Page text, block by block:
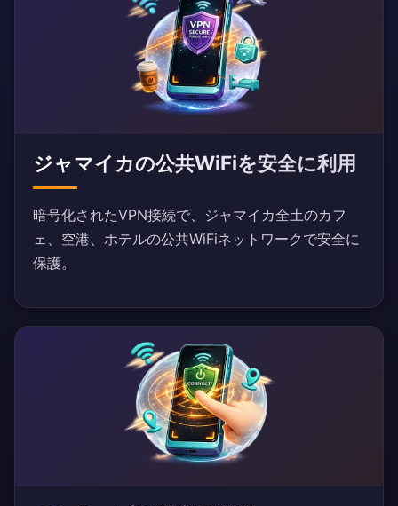
ジャマイカの公共WiFiを安全に利用
暗号化されたVPN接続で、ジャマイカ全土のカフ
ェ、空港、ホテルの公共WiFiネットワークで安全に
保護。